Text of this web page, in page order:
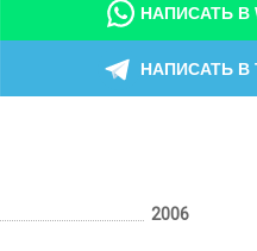
НАПИСАТЬ В
НАПИСАТЬ В
2006